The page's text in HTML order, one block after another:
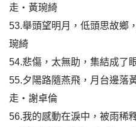
走‧黃琬綺
53.舉頭望明月，低頭思故鄉
琬綺
54.悲傷，太無助，集結成了
55.夕陽路隨燕飛，月台邊落
走‧謝卓倫
56.我的感動在淚中，被雨稀